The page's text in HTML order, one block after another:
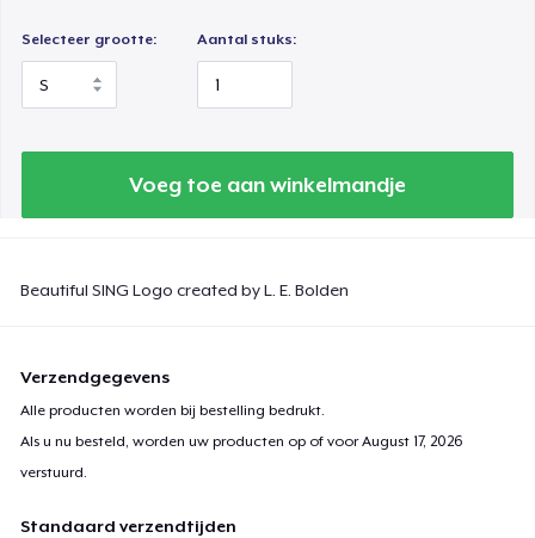
Selecteer grootte: Aantal stuks:
Voeg toe aan winkelmandje
Beautiful SING Logo created by L. E. Bolden
Verzendgegevens
Alle producten worden bij bestelling bedrukt.
Als u nu besteld, worden uw producten op of voorAugust 17, 2026
verstuurd.
Standaard verzendtijden